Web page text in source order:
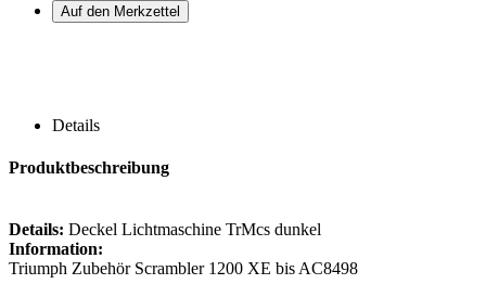
Details
Produktbeschreibung
Details: Deckel Lichtmaschine TrMcs dunkel
Information:
Triumph Zubehör Scrambler 1200 XE bis AC8498